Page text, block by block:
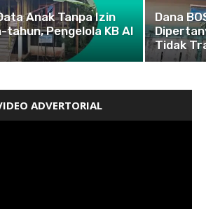
Anak Tanpa Izin
Pengelola KB Al
Dana
Tidak
ADVERTORIAL